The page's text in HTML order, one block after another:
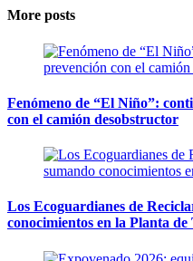
More posts
Fenómeno de “El Niño”:
con el camión desobstructor
Los Ecoguardianes de
conocimientos en la Planta